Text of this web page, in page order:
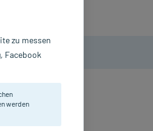
zu messen
Facebook
werden